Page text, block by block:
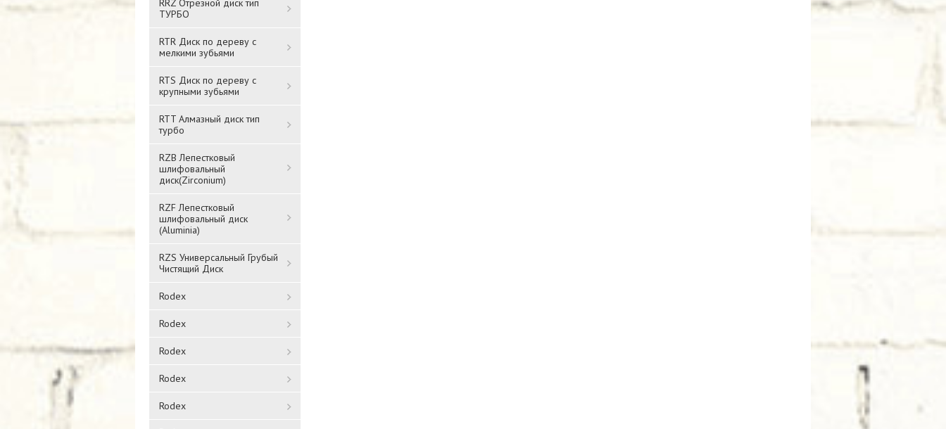
RRZ Отрезной диск тип
ТУРБО
RTR Диск по дереву с
мелкими зубьями
RTS Диск по дереву с
крупными зубьями
RTT Алмазный диск тип
турбо
RZB Лепестковый
шлифовальный
диск(Zirconium)
RZF Лепестковый
шлифовальный диск
(Aluminia)
RZS Универсальный Грубый
Чистящий Диск
Rodex
Rodex
Rodex
Rodex
Rodex